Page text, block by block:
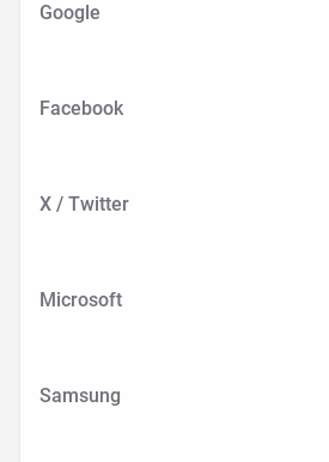
Google
Facebook
X / Twitter
Microsoft
Samsung